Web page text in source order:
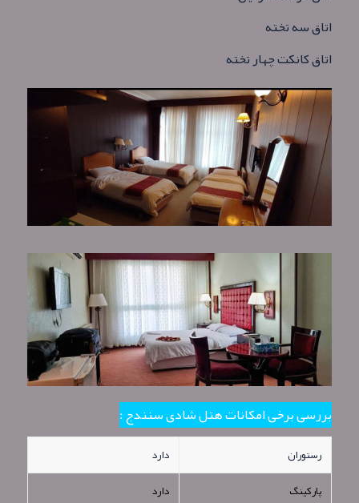
اتاق سه تخته
اتاق کانکت چهار تخته
بررسی برخی امکانات هتل شادی سنندج :
رستوران
دارد
پارکینگ
دارد